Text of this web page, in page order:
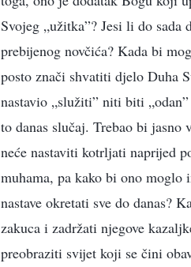
Svojeg „užitka”? Jesi li do
prebijenog novčića? Kada bi
posto znači shvatiti djelo Duha
nastavio „služiti” niti biti
to danas slučaj. Trebao bi jasno
neće nastaviti kotrljati naprijed
muhama, pa kako bi ono moglo
nastave okretati sve do danas?
zakuca i zadržati njegove
preobraziti svijet koji se čini